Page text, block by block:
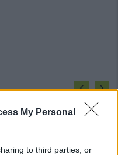
My Personal
to third parties, or